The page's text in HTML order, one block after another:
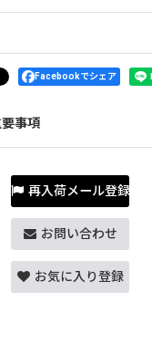
Facebookでシェア
事項
再入荷メール登録
お問い合わせ
お気に入り登録